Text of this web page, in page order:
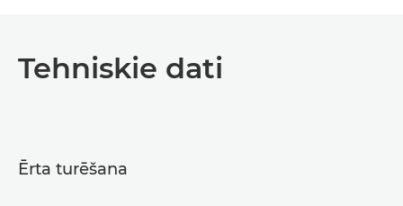
Tehniskie dati
Ērta turēšana